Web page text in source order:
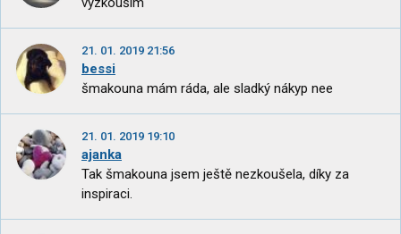
21. 01. 2019 21:56
bessi
šmakouna mám ráda, ale sladký nákyp nee
21. 01. 2019 19:10
ajanka
Tak šmakouna jsem ještě nezkoušela, díky za
inspiraci.